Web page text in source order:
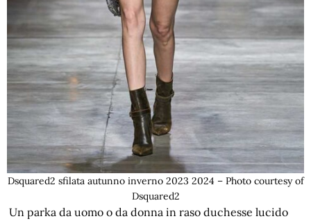
Dsquared2 sfilata autunno inverno 2023 2024 – Photo courtesy of
Dsquared2
Un parka da uomo o da donna in raso duchesse lucido